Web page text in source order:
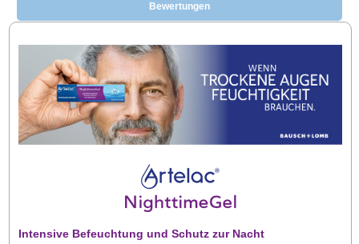
Bewertungen
Intensive Befeuchtung und Schutz zur Nacht